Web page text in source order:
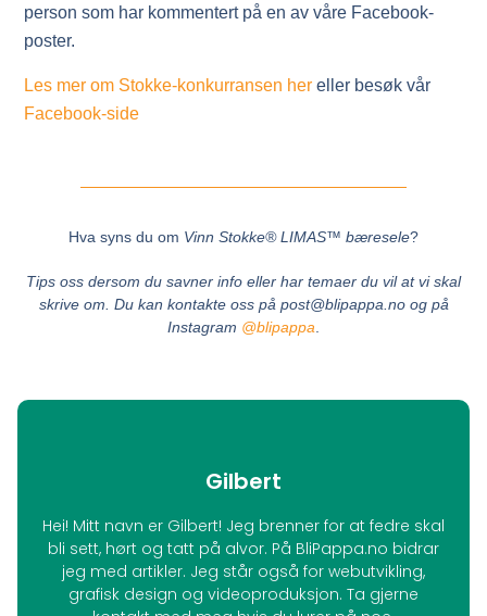
person som har kommentert på en av våre Facebook-
poster.
Les mer om Stokke-konkurransen her eller besøk vår
Facebook-side
Hva syns du om Vinn Stokke® LIMAS™ bæresele?
Tips oss dersom du savner info eller har temaer du vil at vi skal
skrive om. Du kan kontakte oss på post@blipappa.no og på
Instagram @blipappa
Gilbert
Hei! Mitt navn er Gilbert! Jeg brenner for at fedre skal
bli sett, hørt og tatt på alvor. På BliPappa.no bidrar
jeg med artikler. Jeg står også for webutvikling,
grafisk design og videoproduksjon. Ta gjerne